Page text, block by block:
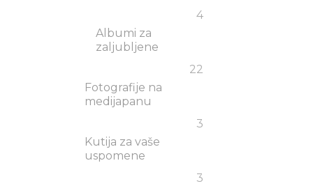
4
Albumi za
zaljubljene
22
Fotografije na
medijapanu
3
Kutija za vaše
uspomene
3